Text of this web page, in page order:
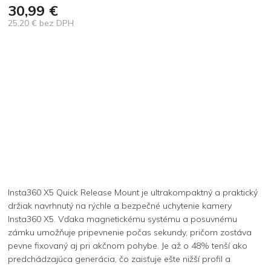
30,99 €
25,20 € bez DPH
Insta360 X5 Quick Release Mount je ultrakompaktný a praktický
držiak navrhnutý na rýchle a bezpečné uchytenie kamery
Insta360 X5. Vďaka magnetickému systému a posuvnému
zámku umožňuje pripevnenie počas sekundy, pričom zostáva
pevne fixovaný aj pri akčnom pohybe. Je až o 48% tenší ako
predchádzajúca generácia, čo zaisťuje ešte nižší profil a